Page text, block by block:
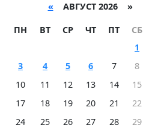
« АВГУСТ 2026 »
ПН ВТ СР ЧТ ПТ СБ
1
3
4 5 6 7 8
10
11 12 13 14 15
17
18 19 20 21 22
24
25 26 27 28 29